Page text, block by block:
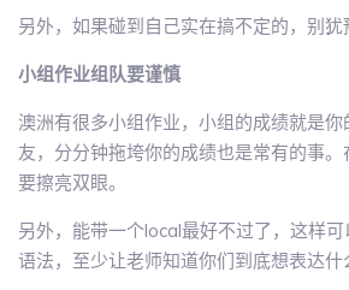
另外，如果碰到自己实在搞不定的，别犹
小组作业组队要谨慎
澳洲有很多小组作业，小组的成绩就是
友，分分钟拖垮你的成绩也是常有的事
要擦亮双眼。
另外，能带一个local最好不过了，这样
语法，至少让老师知道你们到底想表达什